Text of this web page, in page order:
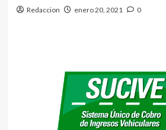
Redaccion enero 20, 2021 0